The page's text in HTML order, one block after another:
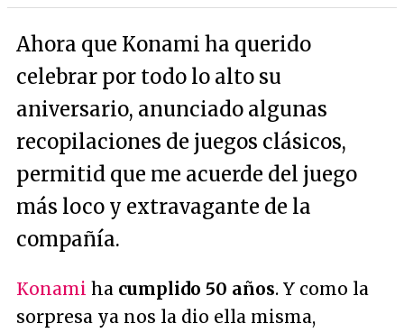
Ahora que Konami ha querido
celebrar por todo lo alto su
aniversario, anunciado algunas
recopilaciones de juegos clásicos,
permitid que me acuerde del juego
más loco y extravagante de la
compañía.
Konami ha cumplido 50 años. Y como la
sorpresa ya nos la dio ella misma,